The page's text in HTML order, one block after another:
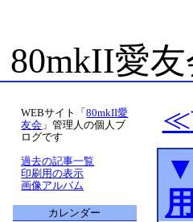
80mkII愛
▼
WEBサイト「80mkII愛
友会 」管理人の個人ブ
ログです
過去の記事一覧
印刷用の表示
画像アルバム
カレンダー